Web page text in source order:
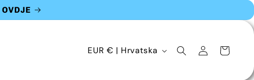
D
EUR € | Hrvatska PrijavaKošarica